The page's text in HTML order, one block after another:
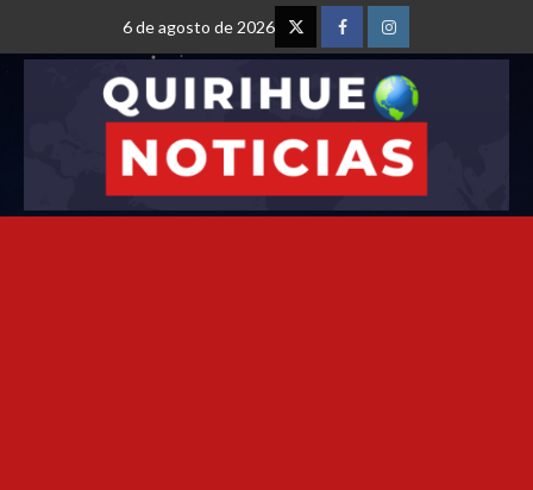
6 de agosto de 2026